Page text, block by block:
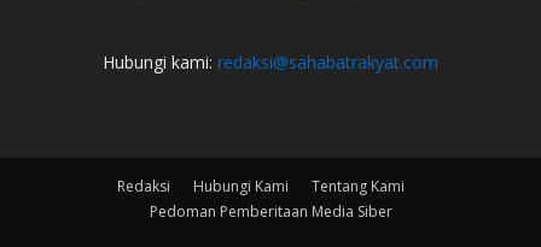
Hubungi kami: redaksi@sahabatrakyat.com
Redaksi Hubungi Kami
Tentang Kami
Pedoman Pemberitaan Media Siber